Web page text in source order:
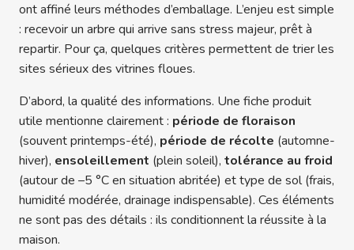
ont affiné leurs méthodes d’emballage. L’enjeu est simple
: recevoir un arbre qui arrive sans stress majeur, prêt à
repartir. Pour ça, quelques critères permettent de trier les
sites sérieux des vitrines floues.
D’abord, la qualité des informations. Une fiche produit
utile mentionne clairement : période de floraison
(souvent printemps-été), période de récolte (automne-
hiver), ensoleillement (plein soleil), tolérance au froid
(autour de –5 °C en situation abritée) et type de sol (frais,
humidité modérée, drainage indispensable). Ces éléments
ne sont pas des détails : ils conditionnent la réussite à la
maison.